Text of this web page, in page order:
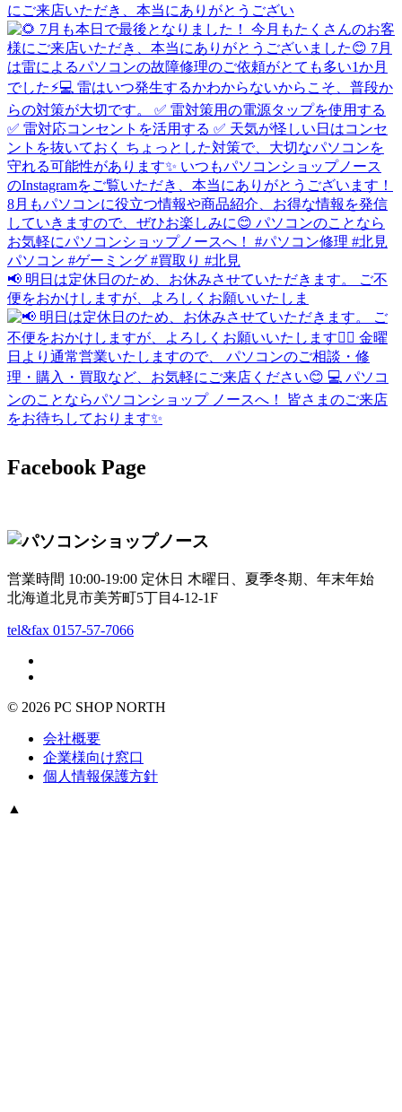
にご来店いただき、本当にありがとうござい
📢 明日は定休日のため、お休みさせていただきます。 ご不
便をおかけしますが、よろしくお願いいたしま
Facebook Page
営業時間 10:00-19:00 定休日 木曜日、夏季冬期、年末年始
北海道北見市美芳町5丁目4-12-1F
tel&fax 0157-57-7066
© 2026 PC SHOP NORTH
会社概要
企業様向け窓口
個人情報保護方針
▲